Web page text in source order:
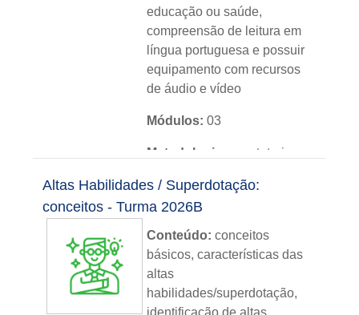
educação ou saúde,
compreensão de leitura em
língua portuguesa e possuir
equipamento com recursos
de áudio e vídeo
Módulos: 03
Metodologia: sem tutoria
Instituição:IFRS
Idioma: português
Altas Habilidades / Superdotação:
conceitos - Turma 2026B
Conteúdo:conceitos
básicos, características das
altas
habilidades/superdotação,
identificação de altas